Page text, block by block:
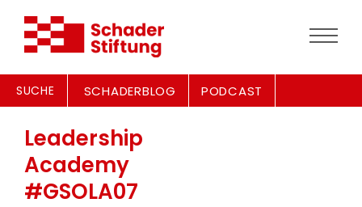
SUCHE SCHADERBLOG PODCAST
Leadership
Academy
#GSOLA07